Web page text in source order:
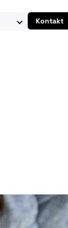
Kontakt